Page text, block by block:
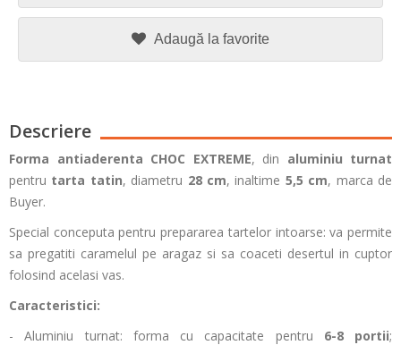
Adaugă la favorite
Descriere
Forma antiaderenta CHOC EXTREME, din aluminiu turnat
pentru tarta tatin, diametru 28 cm, inaltime 5,5 cm, marca de
Buyer.
Special conceputa pentru prepararea tartelor intoarse: va permite
sa pregatiti caramelul pe aragaz si sa coaceti desertul in cuptor
folosind acelasi vas.
Caracteristici:
- Aluminiu turnat: forma cu capacitate pentru 6-8 portii;